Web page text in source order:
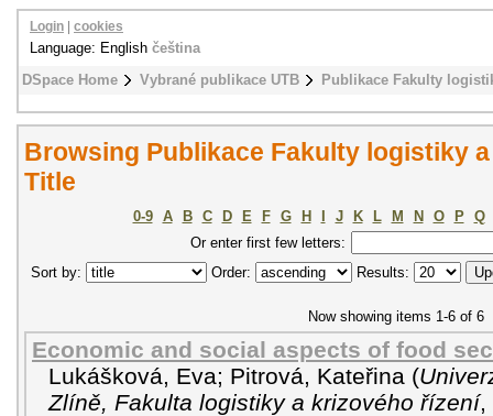
DSpace Home Vybrané publikace UTB Publikace Fakulty
Login cookies
Language: English čeština
Browsing Publikace Fakulty logistiky
Title
0-9 A B C D E F G H J K L M N O P
Q
Or enter first few letters:
Sort by:
Order: Results:
Now showing items 1-6 of 6
Economic and social aspects of food
Lukášková, Eva; Pitrová, Kateřina (
Zlíně, Fakulta logistiky a krizového řízení,